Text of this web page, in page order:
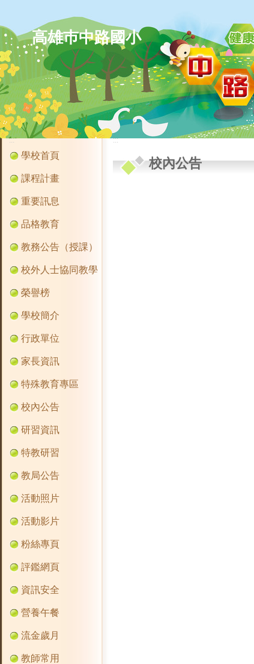
高雄巿中路國小
:::
學校首頁
課程計畫
重要訊息
品格教育
教務公告（授課）
校外人士協同教學
榮譽榜
學校簡介
行政單位
家長資訊
特殊教育專區
校內公告
研習資訊
特教研習
教局公告
活動照片
活動影片
粉絲專頁
評鑑網頁
資訊安全
營養午餐
流金歲月
教師常用
:::
校內公告